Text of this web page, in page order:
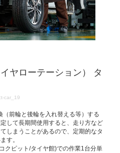
ヤローテーション） タ
car_19
（前輪と後輪を入れ替える等）する
して長期間使用すると、走り方など
しまうことがあるので、定期的なタ
す。
クピット/タイヤ館)での作業1台分単